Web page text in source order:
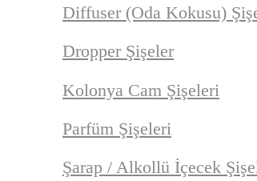
Diffuser (Oda Kokusu)
Dropper Şişeler
Kolonya Cam Şişeleri
Parfüm Şişeleri
Şarap / Alkollü İçecek